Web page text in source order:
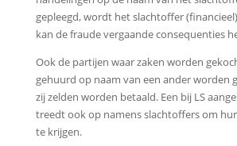
gepleegd, wordt het slachtoffer
kan de fraude vergaande consequenties
Ook de partijen waar zaken worden
gehuurd op naam van een ander worden
zij zelden worden betaald. Een bij LS
treedt ook op namens slachtoffers om
te krijgen.